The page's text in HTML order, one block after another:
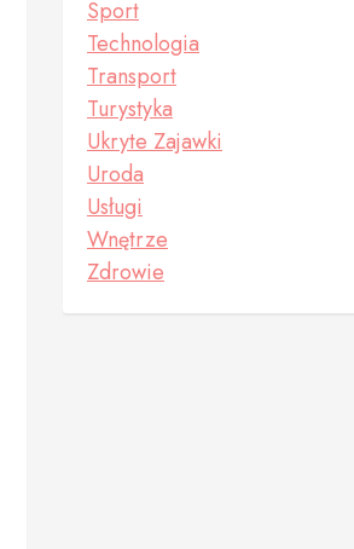
Sport
Technologia
Transport
Turystyka
Ukryte Zajawki
Uroda
Usługi
Wnętrze
Zdrowie